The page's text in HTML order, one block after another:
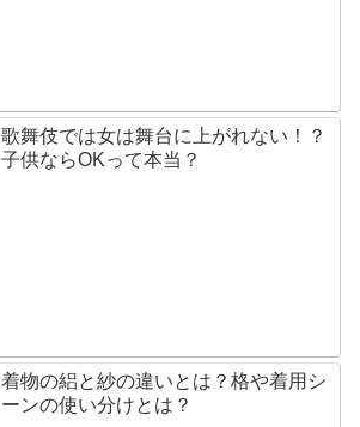
歌舞伎では女は舞台に上がれない！？
子供ならOKって本当？
着物の絽と紗の違いとは？格や着用シ
ーンの使い分けとは？